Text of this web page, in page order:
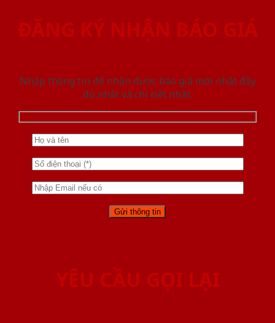
ĐĂNG KÝ NHẬN BÁO GIÁ
Nhập thông tin để nhận được báo giá mới nhât đầy
đủ nhất và chi tiết nhất.
YÊU CẦU GỌI LẠI